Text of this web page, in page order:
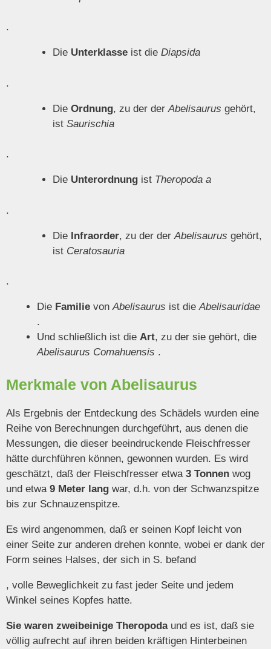
.
Die Unterklasseist die Diapsida
.
Die Ordnung, zu der derAbelisaurus gehört,
ist Saurischia
.
Die Unterordnungist Theropoda a
.
Die Infraorder, zu der derAbelisaurus gehört,
ist Ceratosauria
.
Die Familie vonAbelisaurus ist dieAbelisauridae
.
Und schließlich ist die Art, zu der sie gehört, die
Abelisaurus Comahuensis .
Merkmale von Abelisaurus
Als Ergebnis der Entdeckung des Schädels wurden eine
Reihe von Berechnungen durchgeführt, aus denen die
Messungen, die dieser beeindruckende Fleischfresser
hätte durchführen können, gewonnen wurden. Es wird
geschätzt, daß der Fleischfresser etwa 3 Tonnen wog
und etwa 9 Meter lang war, d.h. von der Schwanzspitze
bis zur Schnauzenspitze.
Es wird angenommen, daß er seinen Kopf leicht von
einer Seite zur anderen drehen konnte, wobei er dank der
Form seines Halses, der sich in S. befand
, volle Beweglichkeit zu fast jeder Seite und jedem
Winkel seines Kopfes hatte.
Sie waren zweibeinige Theropodaund es ist, daß sie
völlig aufrecht auf ihren beiden kräftigen Hinterbeinen